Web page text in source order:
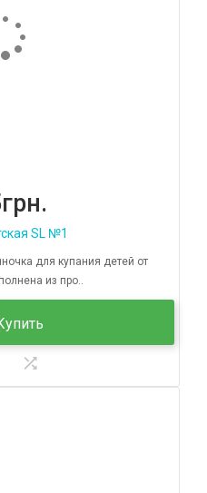
SL №1
для купания детей от
из про..